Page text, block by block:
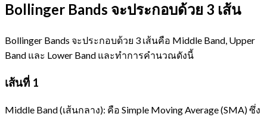
Bollinger Bands จะประกอบด้วย 3 เส้น
Bollinger Bands จะประกอบด้วย 3 เส้นคือ Middle Band, Upper
Band และ Lower Band และทำการคำนวณดังนี้
เส้นที่ 1
Middle Band (เส้นกลาง): คือ Simple Moving Average (SMA) ซึ่ง